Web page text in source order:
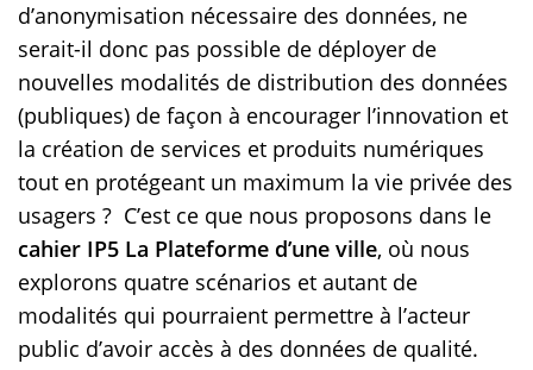
d’anonymisation nécessaire des données, ne
serait-il donc pas possible de déployer de
nouvelles modalités de distribution des données
(publiques) de façon à encourager l’innovation et
la création de services et produits numériques
tout en protégeant un maximum la vie privée des
usagers ? C’est ce que nous proposons dans le
cahier IP5 La Plateforme d’une ville, où nous
explorons quatre scénarios et autant de
modalités qui pourraient permettre à l’acteur
public d’avoir accès à des données de qualité.